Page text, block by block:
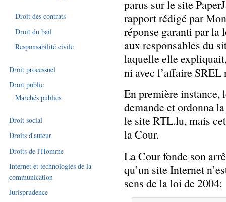
parus sur le site
rapport rédigé par
réponse garanti par la
aux responsables du
laquelle elle
ni avec l’affaire SREL
En première instance,
demande et ordonna
le site RTL.lu, mais
la Cour.
La Cour fonde son
qu’un site Internet
sens de la loi de 2004:
Droit des contrats
Droit du bail
Responsabilité civile
Droit processuel
Droit public
Marchés publics
Droit social
Droits d'auteur
Droits de l'Homme
Internet et technologies de la
communication
Jurisprudence